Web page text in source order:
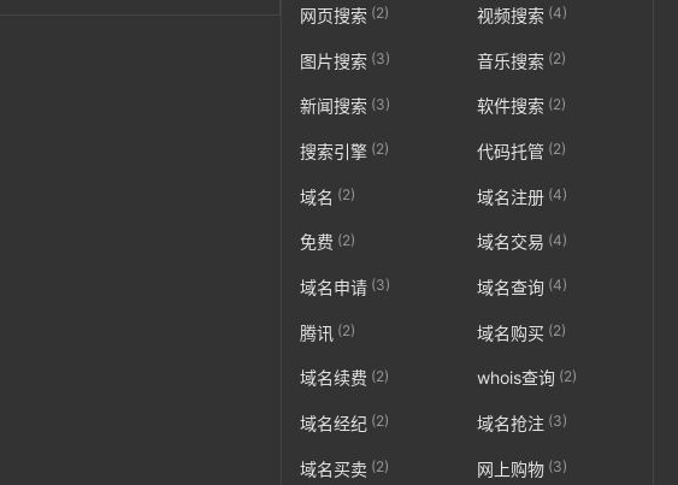
网页搜索 (2) 视频搜索 (4)
图片搜索 (3) 音乐搜索 (2)
新闻搜索 (3) 软件搜索 (2)
搜索引擎 (2) 代码托管 (2)
域名 (2) 域名注册(4)
免费 (2) 域名交易 (4)
域名申请 (3) 域名查询(4)
腾讯 (2) 域名购买 (2)
域名续费 (2) whois查询(2)
域名经纪 (2) 域名抢注 (3)
域名买卖 (2) 网上购物(3)